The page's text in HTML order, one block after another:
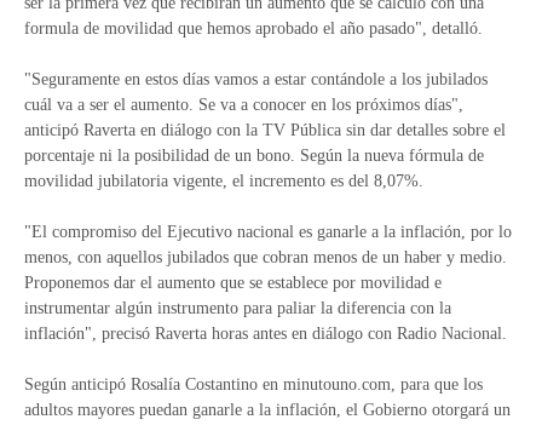
formula de movilidad que hemos aprobado el año pasado", detalló.
"Seguramente en estos días vamos a estar contándole a los jubilados
cuál va a ser el aumento. Se va a conocer en los próximos días",
anticipó Raverta en diálogo con la TV Pública sin dar detalles sobre el
porcentaje ni la posibilidad de un bono. Según la nueva fórmula de
movilidad jubilatoria vigente, el incremento es del 8,07%.
"El compromiso del Ejecutivo nacional es ganarle a la inflación, por lo
menos, con aquellos jubilados que cobran menos de un haber y medio.
Proponemos dar el aumento que se establece por movilidad e
instrumentar algún instrumento para paliar la diferencia con la
inflación", precisó Raverta horas antes en diálogo con Radio Nacional.
Según anticipó Rosalía Costantino en minutouno.com, para que los
adultos mayores puedan ganarle a la inflación, el Gobierno otorgará un